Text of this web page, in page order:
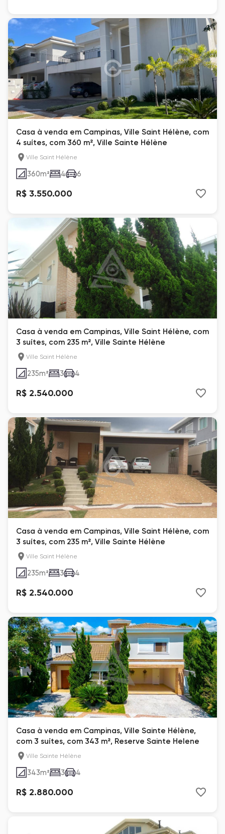
Casa à venda em Campinas, Ville Saint Hélène, com
4 suítes, com 360 m², Ville Sainte Hélène
Ville Saint Hélène
360m² 4 6
R$ 3.550.000
Casa à venda em Campinas, Ville Saint Hélène, com
3 suítes, com 235 m², Ville Sainte Hélène
Ville Saint Hélène
235m² 3 4
R$ 2.540.000
Casa à venda em Campinas, Ville Saint Hélène, com
3 suítes, com 235 m², Ville Sainte Hélène
Ville Saint Hélène
235m² 3 4
R$ 2.540.000
Casa à venda em Campinas, Ville Sainte Hélène,
com 3 suítes, com 343 m², Reserve Sainte Helene
Ville Sainte Hélène
343m² 3 4
R$ 2.880.000